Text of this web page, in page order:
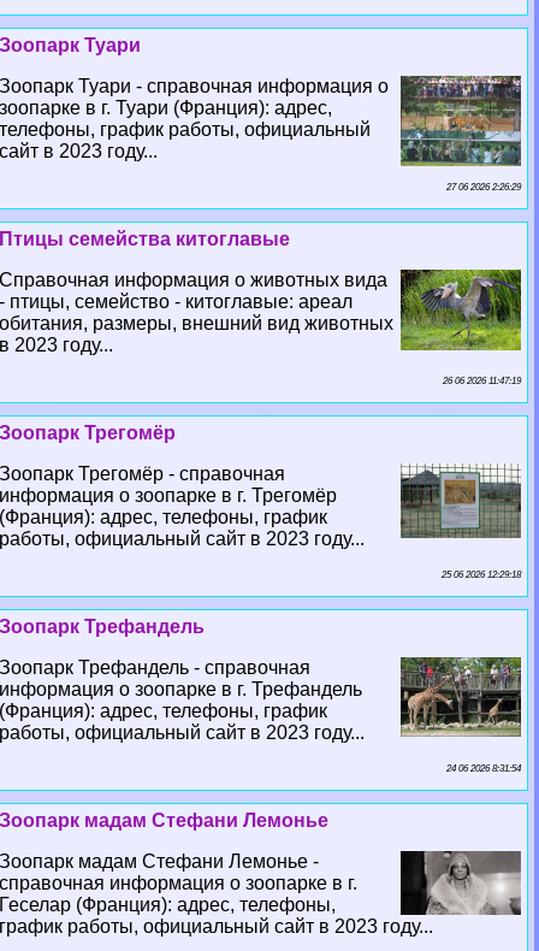
Зоопарк Туари
Зоопарк Туари - справочная информация о
зоопарке в г. Туари (Франция): адрес,
телефоны, график работы, официальный
сайт в 2023 году...
27 06 2026 2:26:29
Птицы семейства китоглавые
Справочная информация о животных вида
- птицы, семейство - китоглавые: ареал
обитания, размеры, внешний вид животных
в 2023 году...
26 06 2026 11:47:19
Зоопарк Трегомёр
Зоопарк Трегомёр - справочная
информация о зоопарке в г. Трегомёр
(Франция): адрес, телефоны, график
работы, официальный сайт в 2023 году...
25 06 2026 12:29:18
Зоопарк Трефандель
Зоопарк Трефандель - справочная
информация о зоопарке в г. Трефандель
(Франция): адрес, телефоны, график
работы, официальный сайт в 2023 году...
24 06 2026 8:31:54
Зоопарк мадам Стефани Лемонье
Зоопарк мадам Стефани Лемонье -
справочная информация о зоопарке в г.
Геселар (Франция): адрес, телефоны,
график работы, официальный сайт в 2023 году...